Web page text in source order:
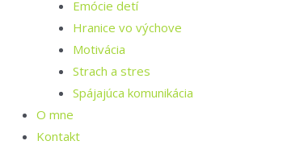
Emócie detí
Hranice vo výchove
Motivácia
Strach a stres
Spájajúca komunikácia
O mne
Kontakt